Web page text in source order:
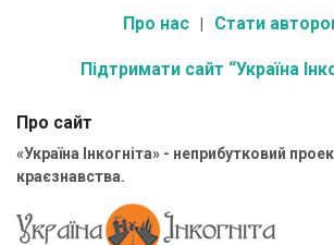
Про нас Стати
Підтримати сайт “Україна
Про сайт
«Україна Інкогніта» - неприбутковий
краєзнавства.